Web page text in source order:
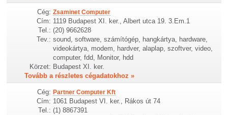
Cég: Zsaminet Computer
Cím: 1119 Budapest XI. ker., Albert utca 19. 3.Em.1
Tel.: (20) 9662628
Tev.: sound, software, számítógép, hangkártya, hardware,
videokártya, modem, hardver, alaplap, szoftver, video,
computer, fdd, Monitor, hdd
Körzet: Budapest XI. ker.
Tovább a részletes cégadatokhoz »
Cég: Partner Computer Kft
Cím: 1061 Budapest VI. ker., Rákos út 74
Tel.: (1) 8867391